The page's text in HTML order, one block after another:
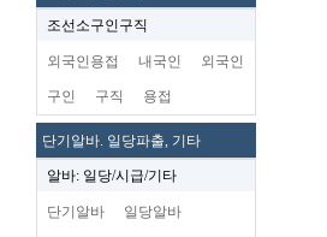
조선소구인구직
외국인용접 내국인 외국인
구인 구직 용접
단기알바. 일당파출, 기타
알바: 일당/시급/기타
단기알바 일당알바